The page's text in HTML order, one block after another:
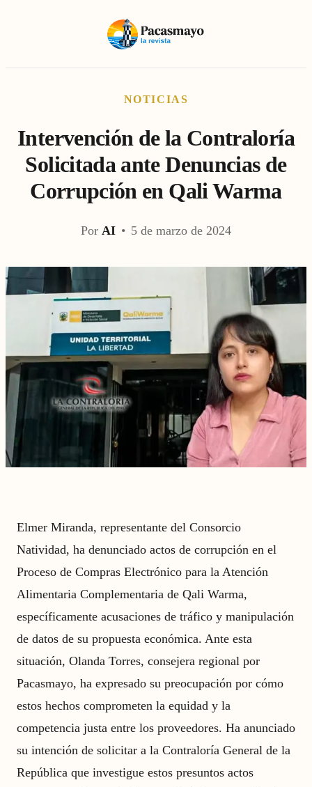
NOTICIAS
Intervención de la Contraloría
Solicitada ante Denuncias de
Corrupción en Qali Warma
Por AI • 5 de marzo de 2024
Elmer Miranda, representante del Consorcio
Natividad, ha denunciado actos de corrupción en el
Proceso de Compras Electrónico para la Atención
Alimentaria Complementaria de Qali Warma,
específicamente acusaciones de tráfico y manipulación
de datos de su propuesta económica. Ante esta
situación, Olanda Torres, consejera regional por
Pacasmayo, ha expresado su preocupación por cómo
estos hechos comprometen la equidad y la
competencia justa entre los proveedores. Ha anunciado
su intención de solicitar a la Contraloría General de la
República que investigue estos presuntos actos